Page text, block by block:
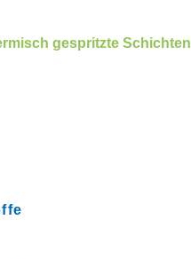
gespritzte Schichten